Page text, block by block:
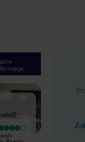
Next slide
1/26
opinii)